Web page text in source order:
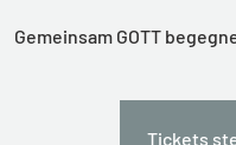
Gemeinsam GOTT
Tickets